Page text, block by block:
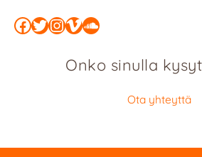
Facebook
Twitter
Instagram
Vimeo
SoundCloud
Onko sinulla
Ota yhteyttä